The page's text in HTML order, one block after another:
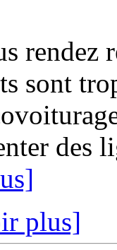
rendez
sont
des
plus]